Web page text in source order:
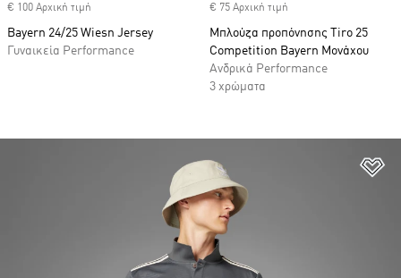
€ 100 Αρχική τιμή
Bayern 24/25 Wiesn Jersey
Γυναικεία Performance
€ 75 Αρχική τιμή
Μπλούζα προπόνησης Tiro 25
Competition Bayern Μονάχου
Ανδρικά Performance
3 χρώματα